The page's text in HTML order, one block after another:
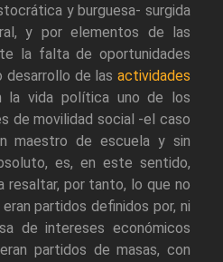
y burguesa- surgida
y por elementos de las
la falta de oportunidades
desarrollo de las actividades
la vida política uno de los
de movilidad social -el caso
maestro de escuela y sin
es, en este sentido,
resaltar, por tanto, lo que no
partidos definidos por, ni
de intereses económicos
partidos de masas, con